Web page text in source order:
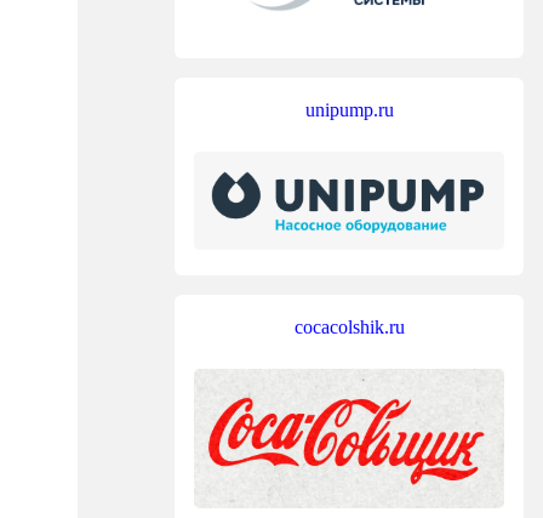
unipump.ru
cocacolshik.ru